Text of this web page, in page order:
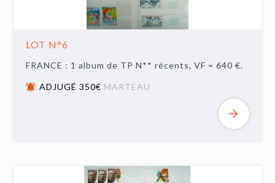
LOT N°6
FRANCE : 1 album de TP N** récents, VF = 640 €.
ADJUGÉ 350€ MARTEAU